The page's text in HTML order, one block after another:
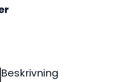
Beskrivning